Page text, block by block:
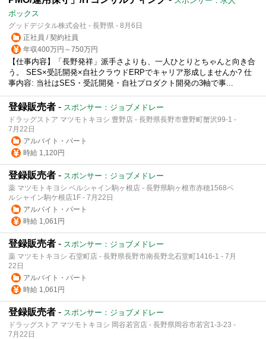
ボックス
グッドデジタル株式会社 - 長野県 - 8月6日
正社員 / 契約社員
年収400万円～750万円
【仕事内容】「長野発祥」派手さよりも、一人ひとりとちゃんと向き合
う。 SES×受託開発×自社クラウドERPでキャリア形成しませんか? 仕
事内容: 当社はSES・受託開発・自社プロダクト開発の3軸で事...
登録販売者 - スポンサー：ジョブメドレー
ドラッグストア マツモトキヨシ 豊野店 - 長野県長野市豊野町蟹沢99-1 -
7月22日
アルバイト・パート
時給 1,120円
登録販売者 - スポンサー：ジョブメドレー
薬 マツモトキヨシ ベルシャイン駒ヶ根店 - 長野県駒ヶ根市赤穂1568ベ
ルシャイン駒ケ根店1F - 7月22日
アルバイト・パート
時給 1,061円
登録販売者 - スポンサー：ジョブメドレー
薬 マツモトキヨシ 石堂町店 - 長野県長野市南長野北石堂町1416-1 - 7月
22日
アルバイト・パート
時給 1,061円
登録販売者 - スポンサー：ジョブメドレー
ドラッグストア マツモトキヨシ 岡谷若宮店 - 長野県岡谷市若宮1-3-23 -
7月22日